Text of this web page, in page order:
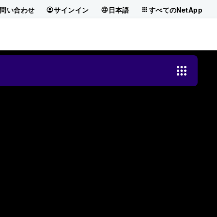
い合わせ サインイン 日本語 すべてのNetApp